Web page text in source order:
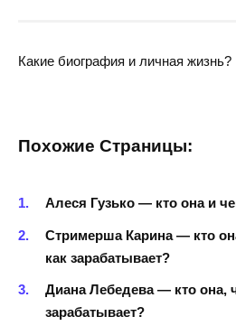
Какие биография и личная жизнь?
Похожие Страницы:
Алеся Гузько — кто она и
Стримерша Карина — кто
как зарабатывает?
Диана Лебедева — кто она,
зарабатывает?